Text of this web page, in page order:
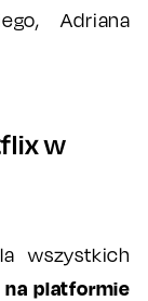
Adriana
w
wszystkich
platformie